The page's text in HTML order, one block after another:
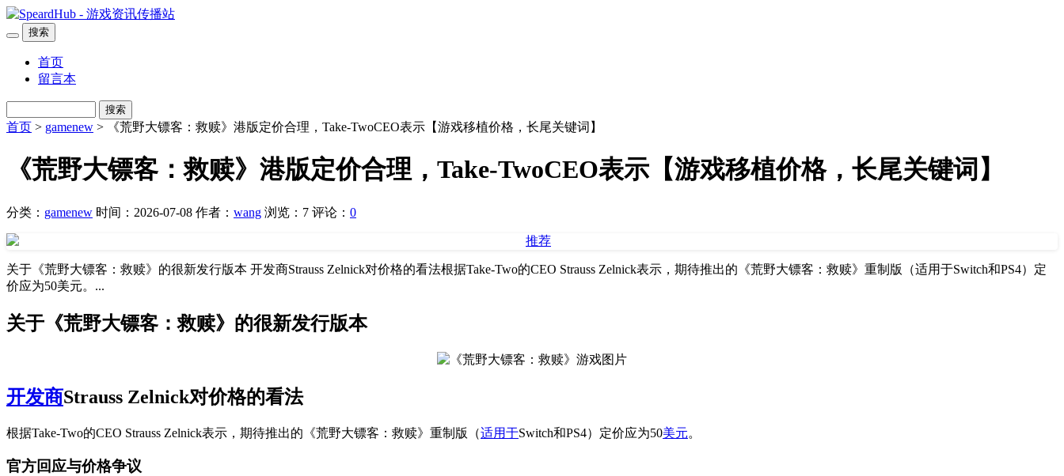
搜索
首页
留言本
搜索
首页 > gamenew > 《荒野大镖客：救赎》港版定价合理，Take-TwoCEO表示【游戏移植价格，长尾关键词】
《荒野大镖客：救赎》港版定价合理，Take-TwoCEO表示【游戏移植价格，长尾关键词】
分类： gamenew 时间：2026-07-08 作者： wang 浏览：7 评论： 0
关于《荒野大镖客：救赎》的很新发行版本 开发商Strauss Zelnick对价格的看法根据Take-Two的CEO Strauss Zelnick表示，期待推出的《荒野大镖客：救赎》重制版（适用于Switch和PS4）定
价应为50美元。...
关于《荒野大镖客：救赎》的很新发行版本
开发商Strauss Zelnick对价格的看法
根据Take-Two的CEO Strauss Zelnick表示，期待推出的《荒野大镖客：救赎》重制版（适用于Switch和PS4）定价应为50美元。
官方回应与价格争议